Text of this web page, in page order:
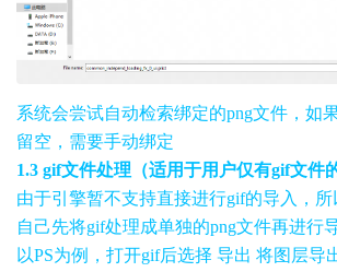
系统会尝试自动检索绑定的png文件，如
留空，需要手动绑定
1.3 gif文件处理（适用于用户仅有gif文件
由于引擎暂不支持直接进行gif的导入，
自己先将gif处理成单独的png文件再进行
以PS为例，打开gif后选择 导出 将图层导